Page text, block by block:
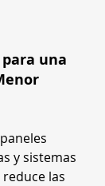
una
y sistemas
las